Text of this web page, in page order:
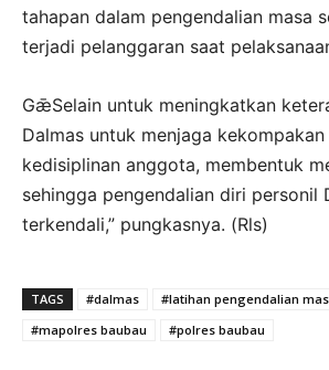
tahapan dalam pengendalian masa
terjadi pelanggaran saat
GǣSelain untuk meningkatkan
Dalmas untuk menjaga
kedisiplinan anggota, membentuk
sehingga pengendalian diri personil
terkendali,” pungkasnya. (Rls)
TAGS #dalmas
#latihan pengendalian
#mapolres baubau
#polres baubau